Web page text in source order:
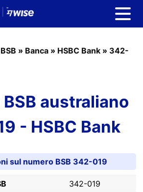
» Banca » HSBC Bank » 342-
australiano
- HSBC Bank
sul numero BSB 342-019
342-019